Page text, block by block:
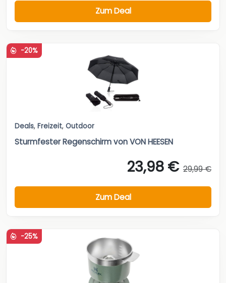
Zum Deal
-20%
Deals, Freizeit, Outdoor
Sturmfester Regenschirm von VON HEESEN
23,98 € 29,99 €
Zum Deal
-25%